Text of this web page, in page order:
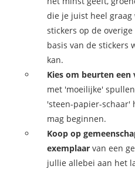
die je juist heel
stickers op de
basis van de stickers
kan.
Kies om beurten een
met 'moeilijke'
'steen-papier-schaar'
mag beginnen.
Koop op
exemplaar van een
jullie allebei aan het